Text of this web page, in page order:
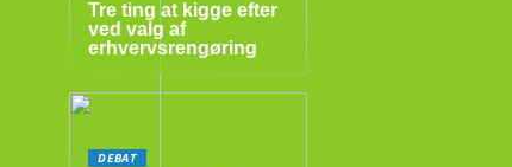
Tre ting at kigge efter
ved valg af
erhvervsrengøring
DEBAT